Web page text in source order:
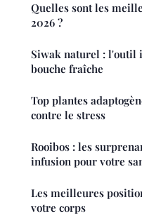
Quelles sont les
2026 ?
Siwak naturel : l'outil
bouche fraîche
Top plantes
contre le stress
Rooibos : les
infusion pour votre
Les meilleures
votre corps